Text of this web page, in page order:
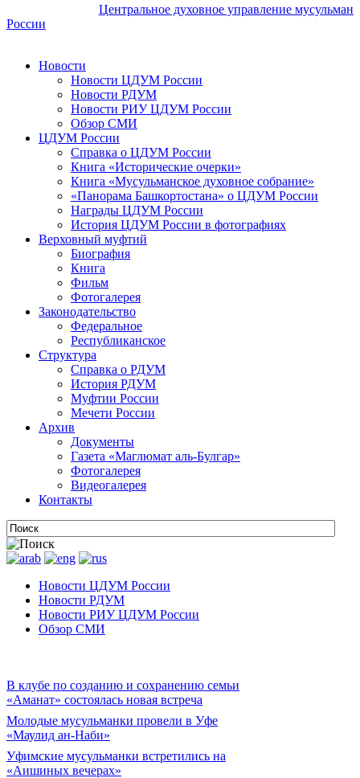
Центральное духовное управление мусульман
России
Новости
Новости ЦДУМ России
Новости РДУМ
Новости РИУ ЦДУМ России
Обзор СМИ
ЦДУМ России
Справка о ЦДУМ России
Книга «Исторические очерки»
Книга «Мусульманское духовное собрание»
«Панорама Башкортостана» о ЦДУМ России
Награды ЦДУМ России
История ЦДУМ России в фотографиях
Верховный муфтий
Биография
Книга
Фильм
Фотогалерея
Законодательство
Федеральное
Республиканское
Структура
Справка о РДУМ
История РДУМ
Муфтии России
Мечети России
Архив
Документы
Газета «Маглюмат аль-Булгар»
Фотогалерея
Видеогалерея
Контакты
Новости ЦДУМ России
Новости РДУМ
Новости РИУ ЦДУМ России
Обзор СМИ
В клубе по созданию и сохранению семьи
«Аманат» состоялась новая встреча
Молодые мусульманки провели в Уфе
«Маулид ан-Наби»
Уфимские мусульманки встретились на
«Аишиных вечерах»